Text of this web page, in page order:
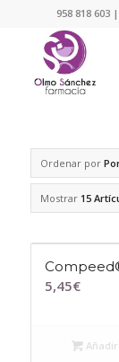
958 818
Ordenar por
Mostrar 15
5,45€